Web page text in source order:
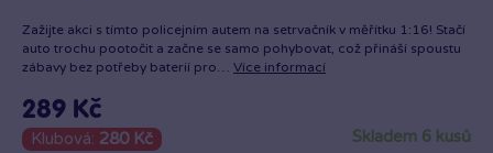
Zažijte akci s tímto policejním autem na setrvačník v měřítku 1:16! Stačí
auto trochu pootočit a začne se samo pohybovat, což přináší spoustu
zábavy bez potřeby baterií pro… Více informací
289 Kč
Klubová: 280 Kč skladem 6 kusů